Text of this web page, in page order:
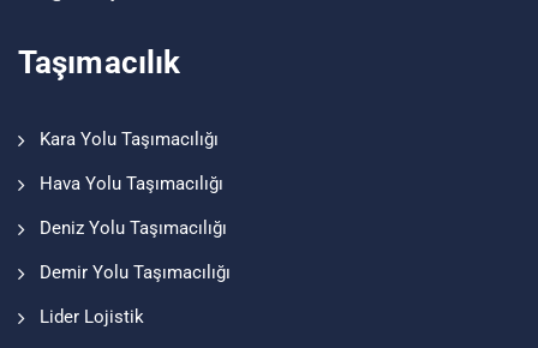
Taşımacılık
Kara Yolu Taşımacılığı
Hava Yolu Taşımacılığı
Deniz Yolu Taşımacılığı
Demir Yolu Taşımacılığı
Lider Lojistik